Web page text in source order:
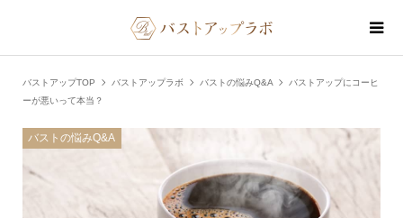
バストアップTOP バストアップラボ バストの悩みQ&A
バストアップにコーヒ
ーが悪いって本当？
バストの悩みQ&A